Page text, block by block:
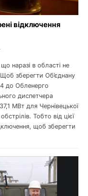
відключення
наразі в області не
Щоб зберегти Об’єднану
до Обленерго
диспетчера
МВт для Чернівецької
Тобто від цієї
щоб зберегти